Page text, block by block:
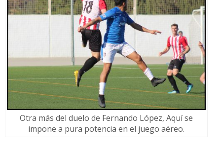
Otra más del duelo de Fernando López, Aquí se
impone a pura potencia en el juego aéreo.